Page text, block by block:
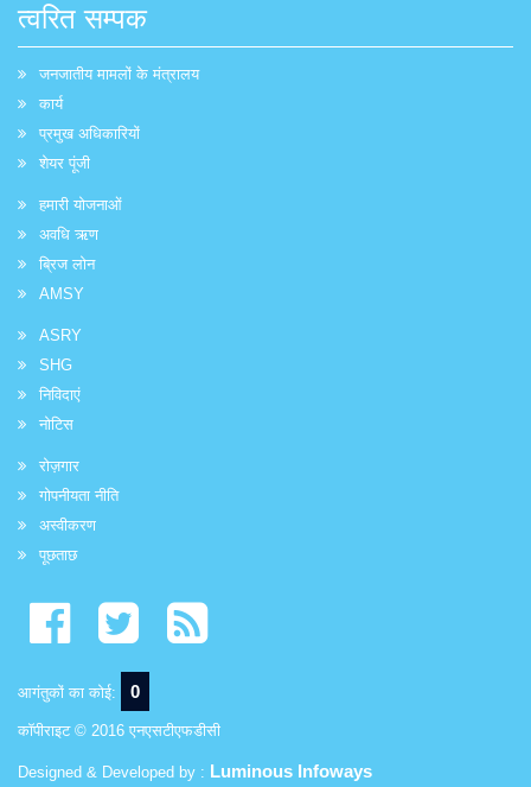
त्वरित सम्पक
जनजातीय मामलों के मंत्रालय
कार्य
प्रमुख अधिकारियों
शेयर पूंजी
हमारी योजनाओं
अवधि ऋण
ब्रिज लोन
AMSY
ASRY
SHG
निविदाएं
नोटिस
रोज़गार
गोपनीयता नीति
अस्वीकरण
पूछताछ
आगंतुकों का कोई: 0
कॉपीराइट © 2016 एनएसटीएफडीसी
Designed & Developed by : Luminous Infoways